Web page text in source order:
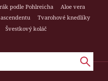
podle Pohlreicha
Aloe vera
Tvarohové knedlíky
Švestkový koláč